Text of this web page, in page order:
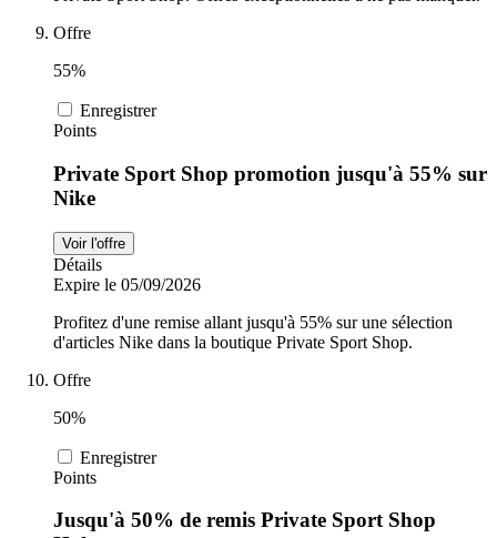
Offre
55%
Enregistrer
Points
Private Sport Shop promotion jusqu'à 55% sur
Nike
Voir l'offre
Détails
Expire le 05/09/2026
Profitez d'une remise allant jusqu'à 55% sur une sélection
d'articles Nike dans la boutique Private Sport Shop.
Offre
50%
Enregistrer
Points
Jusqu'à 50% de remis Private Sport Shop